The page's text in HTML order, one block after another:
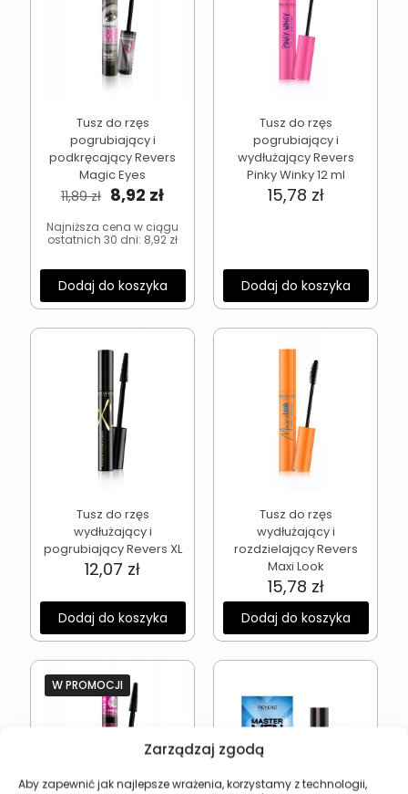
Zarządzaj zgodą
Aby zapewnić jak najlepsze wrażenia, korzystamy z technologii,
Tusz do rzęs
pogrubiający i
podkręcający Revers
Magic Eyes
11,89zł Pierwotna
wynosiła:
11,89 zł.
8,92 złAktualna
wynosi:
8,92 zł.
Najniższa cena w ciągu
ostatnich 30 dni: 8,92 zł
Dodaj do koszyka
Tusz do rzęs
pogrubiający i
wydłużający Revers
Pinky Winky 12 ml
15,78 zł
Dodaj do koszyka
Tusz do rzęs
wydłużający i
pogrubiający Revers XL
12,07 zł
Dodaj do koszyka
Tusz do rzęs
wydłużający i
rozdzielający Revers
Maxi Look
15,78 zł
Dodaj do koszyka
W PROMOCJI